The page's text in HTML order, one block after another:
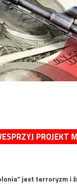
PROJEKT
jest terroryzm i